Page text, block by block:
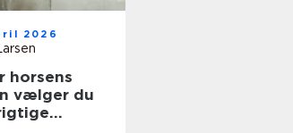
2026
horsens
vælger du